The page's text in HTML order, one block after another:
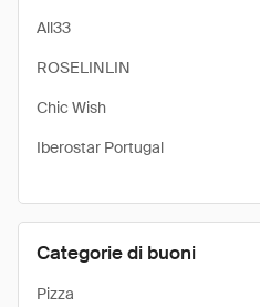
All33
ROSELINLIN
Chic Wish
Iberostar Portugal
Categorie di buoni
Pizza